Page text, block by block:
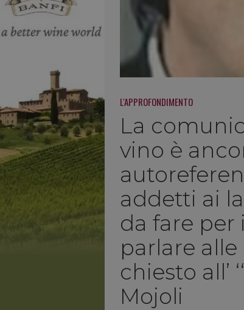
L'APPROFONDIMENTO
La
vino è
addetti ai
da fare per
parlare
chiesto all’
Mojoli